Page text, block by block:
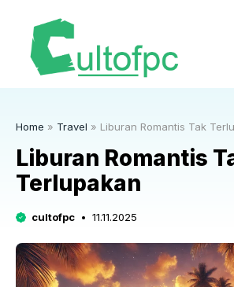
Home » Travel » Liburan Romantis Tak
Liburan Romantis
Terlupakan
cultofpc 11.11.2025